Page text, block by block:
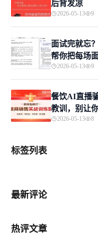
后背发凉
2026-05-13 9
面试完就忘
帮你把每场
2026-05-13 9
餐饮AI直播
教训，别让
2026-05-13 8
标签列表
最新评论
热评文章